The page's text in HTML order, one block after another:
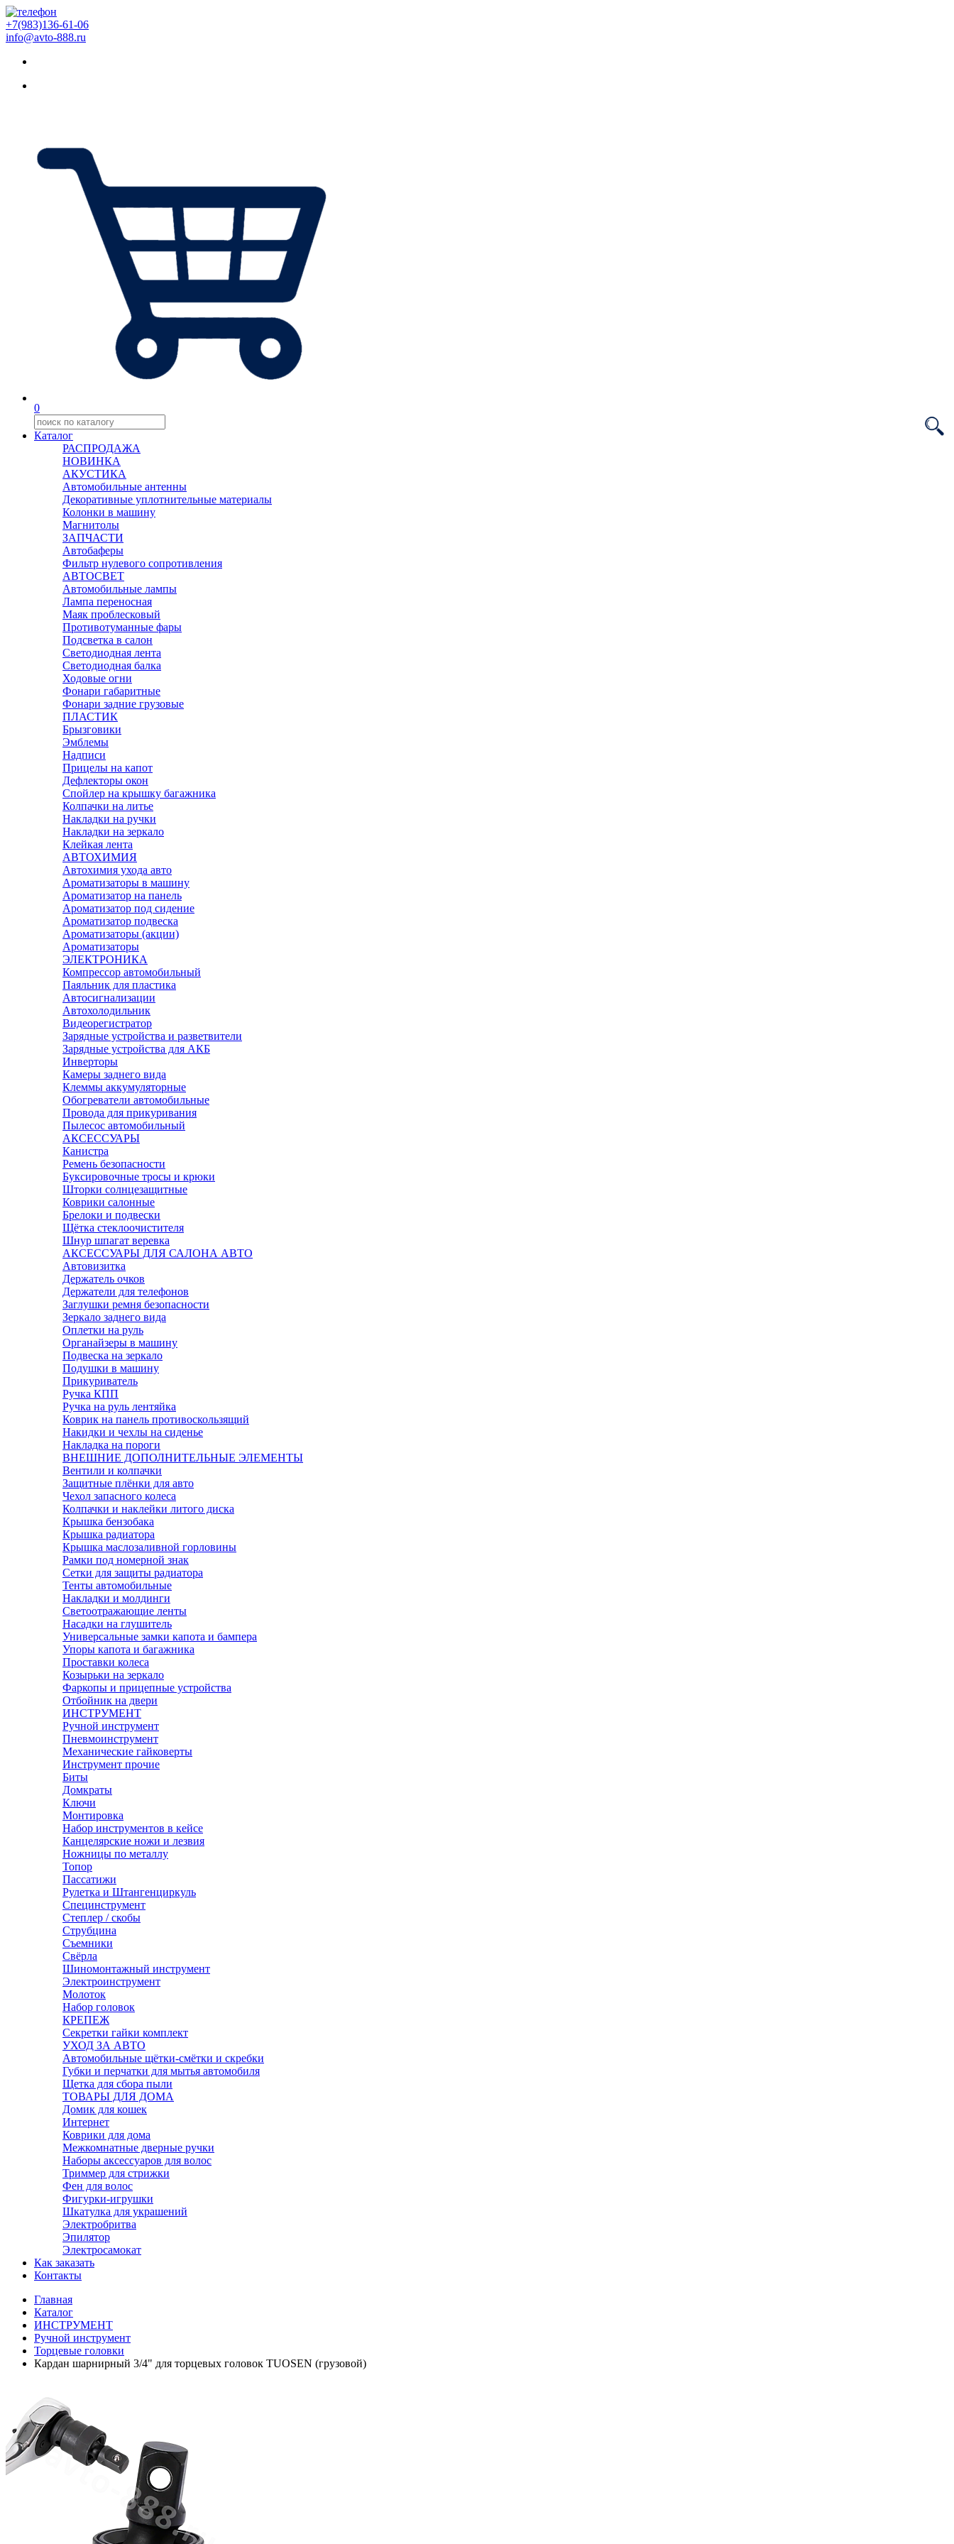
+7(983)136-61-06
info@avto-888.ru
0
Каталог
РАСПРОДАЖА
НОВИНКА
АКУСТИКА
Автомобильные антенны
Декоративные уплотнительные материалы
Колонки в машину
Магнитолы
ЗАПЧАСТИ
Автобаферы
Фильтр нулевого сопротивления
АВТОСВЕТ
Автомобильные лампы
Лампа переносная
Маяк проблесковый
Противотуманные фары
Подсветка в салон
Светодиодная лента
Светодиодная балка
Ходовые огни
Фонари габаритные
Фонари задние грузовые
ПЛАСТИК
Брызговики
Эмблемы
Надписи
Прицелы на капот
Дефлекторы окон
Спойлер на крышку багажника
Колпачки на литье
Накладки на ручки
Накладки на зеркало
Клейкая лента
АВТОХИМИЯ
Автохимия ухода авто
Ароматизаторы в машину
Ароматизатор на панель
Ароматизатор под сидение
Ароматизатор подвеска
Ароматизаторы (акции)
Ароматизаторы
ЭЛЕКТРОНИКА
Компрессор автомобильный
Паяльник для пластика
Автосигнализации
Автохолодильник
Видеорегистратор
Зарядные устройства и разветвители
Зарядные устройства для АКБ
Инверторы
Камеры заднего вида
Клеммы аккумуляторные
Обогреватели автомобильные
Провода для прикуривания
Пылесос автомобильный
АКСЕССУАРЫ
Канистра
Ремень безопасности
Буксировочные тросы и крюки
Шторки солнцезащитные
Коврики салонные
Брелоки и подвески
Щётка стеклоочистителя
Шнур шпагат веревка
АКСЕССУАРЫ ДЛЯ САЛОНА АВТО
Автовизитка
Держатель очков
Держатели для телефонов
Заглушки ремня безопасности
Зеркало заднего вида
Оплетки на руль
Органайзеры в машину
Подвеска на зеркало
Подушки в машину
Прикуриватель
Ручка КПП
Ручка на руль лентяйка
Коврик на панель противоскользящий
Накидки и чехлы на сиденье
Накладка на пороги
ВНЕШНИЕ ДОПОЛНИТЕЛЬНЫЕ ЭЛЕМЕНТЫ
Вентили и колпачки
Защитные плёнки для авто
Чехол запасного колеса
Колпачки и наклейки литого диска
Крышка бензобака
Крышка радиатора
Крышка маслозаливной горловины
Рамки под номерной знак
Сетки для защиты радиатора
Тенты автомобильные
Накладки и молдинги
Светоотражающие ленты
Насадки на глушитель
Универсальные замки капота и бампера
Упоры капота и багажника
Проставки колеса
Козырьки на зеркало
Фаркопы и прицепные устройства
Отбойник на двери
ИНСТРУМЕНТ
Ручной инструмент
Пневмоинструмент
Механические гайковерты
Инструмент прочиe
Биты
Домкраты
Ключи
Монтировка
Набор инструментов в кейсе
Канцелярские ножи и лезвия
Ножницы по металлу
Топор
Пассатижи
Рулетка и Штангенциркуль
Специнструмент
Степлер / скобы
Струбцина
Съемники
Свёрла
Шиномонтажный инструмент
Электроинструмент
Молоток
Набор головок
КРЕПЕЖ
Секретки гайки комплект
УХОД ЗА АВТО
Автомобильные щётки-смётки и скребки
Губки и перчатки для мытья автомобиля
Щетка для сбора пыли
ТОВАРЫ ДЛЯ ДОМА
Домик для кошек
Интернет
Коврики для дома
Межкомнатные дверные ручки
Наборы аксессуаров для волос
Триммер для стрижки
Фен для волос
Фигурки-игрушки
Шкатулка для украшений
Электробритва
Эпилятор
Электросамокат
Как заказать
Контакты
Главная
Каталог
ИНСТРУМЕНТ
Ручной инструмент
Торцевые головки
Кардан шарнирный 3/4" для торцевых головок TUOSEN (грузовой)